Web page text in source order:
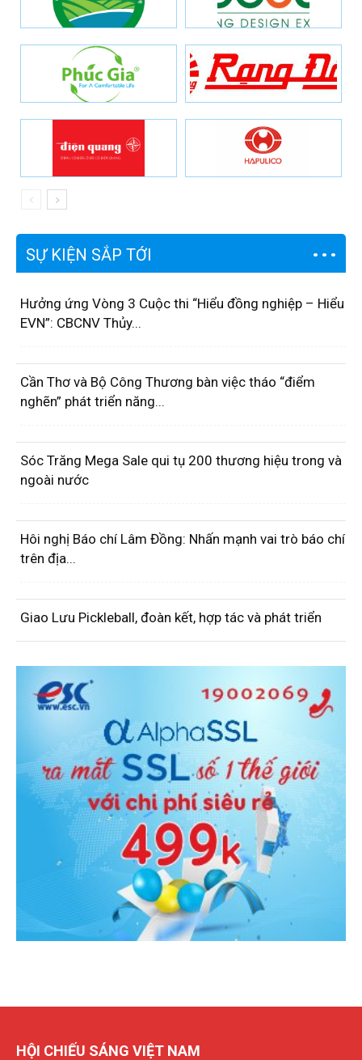
SỰ KIỆN SẮP TỚI
Hưởng ứng Vòng 3 Cuộc thi “Hiểu đồng nghiệp – Hiểu
EVN”: CBCNV Thủy...
Cần Thơ và Bộ Công Thương bàn việc tháo “điểm
nghẽn” phát triển năng...
Sóc Trăng Mega Sale qui tụ 200 thương hiệu trong và
ngoài nước
Hôi nghị Báo chí Lâm Đồng: Nhấn mạnh vai trò báo chí
trên địa...
Giao Lưu Pickleball, đoàn kết, hợp tác và phát triển
HỘI CHIẾU SÁNG VIỆT NAM